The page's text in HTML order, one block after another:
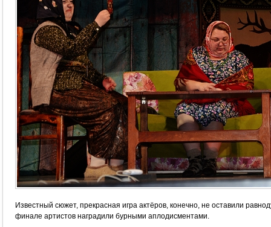
Известный сюжет, прекрасная игра актёров, конечно, не оставили
финале артистов наградили бурными аплодисментами.